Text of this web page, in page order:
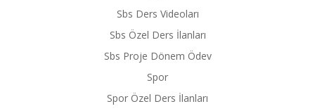
Sbs Ders Videoları
Sbs Özel Ders İlanları
Sbs Proje Dönem Ödev
Spor
Spor Özel Ders İlanları